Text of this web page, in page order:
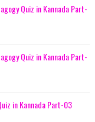
Quiz in Kannada Part-
Quiz in Kannada Part-
in Kannada Part-03